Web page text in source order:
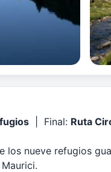
| Final: Ruta
los nueve refugios